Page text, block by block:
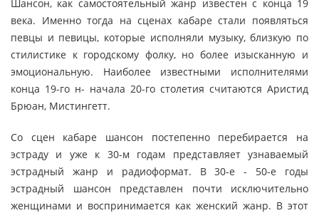
Шансон, как самостоятельный жанр известен с конца 19
века. Именно тогда на сценах кабаре стали появляться
певцы и певицы, которые исполняли музыку, близкую по
стилистике к городскому фолку, но более изысканную и
эмоциональную. Наиболее известными исполнителями
конца 19-го н- начала 20-го столетия считаются Аристид
Брюан, Мистингетт.
Со сцен кабаре шансон постепенно перебирается на
эстраду и уже к 30-м годам представляет узнаваемый
эстрадный жанр и радиоформат. В 30-е - 50-е годы
эстрадный шансон представлен почти исключительно
женщинами и воспринимается как женский жанр. В этот